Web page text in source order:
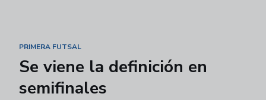
PRIMERA FUTSAL
Se viene la definición en
semifinales